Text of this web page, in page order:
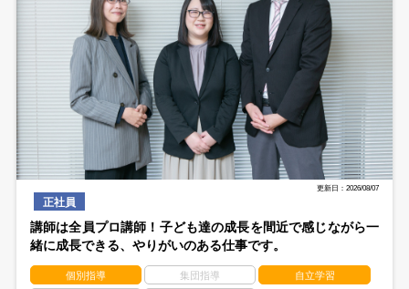
更新日：2026/08/07
正社員
講師は全員プロ講師！子ども達の成長を間近で感じながら一
緒に成長できる、やりがいのある仕事です。
個別指導 集団指導 自立学習